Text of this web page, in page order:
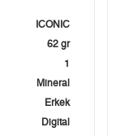
ICONIC
62 gr
1
Mineral
Erkek
Digital